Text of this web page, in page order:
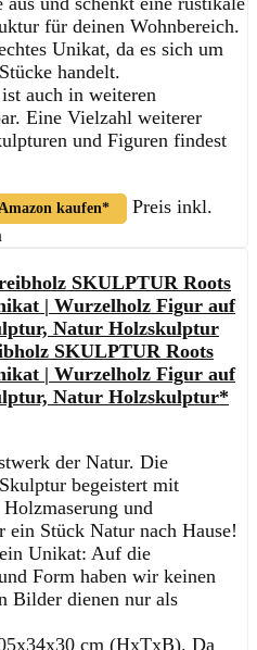
für deinen Wohnbereich.
Unikat, da es sich um
handelt.
auch in weiteren
Eine Vielzahl weiterer
und Figuren findest
kaufen*
Preis inkl.
SKULPTUR Roots
| Wurzelholz Figur auf
Natur Holzskulptur*
der Natur. Die
begeistert mit
und
Stück Natur nach Hause!
Unikat: Auf die
Form haben wir keinen
Bilder dienen nur als
cm (HxTxB). Da